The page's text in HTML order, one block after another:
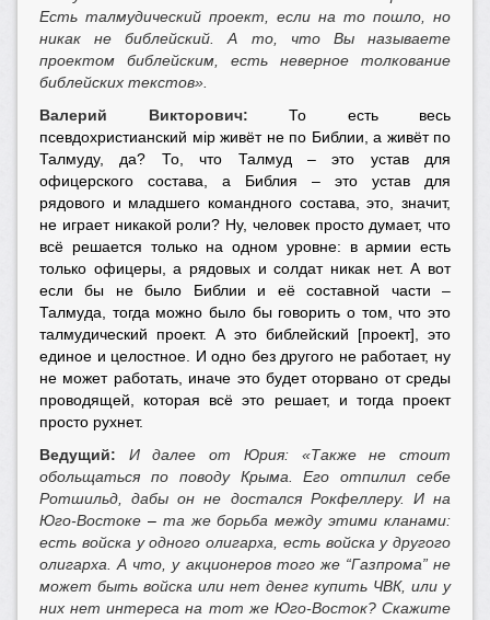
Есть талмудический проект, если на то пошло, но
никак не библейский. А то, что Вы называете
проектом библейским, есть неверное толкование
библейских текстов».
Валерий Викторович: То есть весь
псевдохристианский мiр живёт не по Библии, а живёт по
Талмуду, да? То, что Талмуд – это устав для
офицерского состава, а Библия – это устав для
рядового и младшего командного состава, это, значит,
не играет никакой роли? Ну, человек просто думает, что
всё решается только на одном уровне: в армии есть
только офицеры, а рядовых и солдат никак нет. А вот
если бы не было Библии и её составной части –
Талмуда, тогда можно было бы говорить о том, что это
талмудический проект. А это библейский [проект], это
единое и целостное. И одно без другого не работает, ну
не может работать, иначе это будет оторвано от среды
проводящей, которая всё это решает, и тогда проект
просто рухнет.
Ведущий:
И далее от Юрия: «Также не стоит
обольщаться по поводу Крыма. Его отпилил себе
Ротшильд, дабы он не достался Рокфеллеру. И на
Юго-Востоке – та же борьба между этими кланами:
есть войска у одного олигарха, есть войска у другого
олигарха. А что, у акционеров того же “Газпрома” не
может быть войска или нет денег купить ЧВК, или у
них нет интереса на тот же Юго-Восток? Скажите